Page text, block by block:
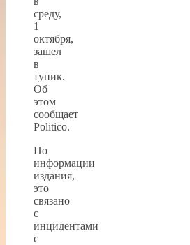
среду,
1
октября,
зашел
в
тупик.
Об
этом
сообщает
Politico.
По
информации
издания,
это
связано
с
инцидентами
с